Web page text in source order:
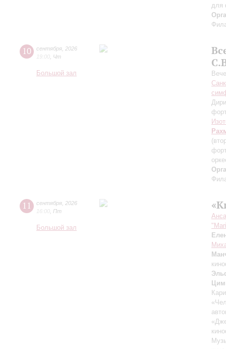
для
10 сентября 2026
19:00 Чт
Большой зал
11 сентября 2026
16:00 Пт
Большой зал